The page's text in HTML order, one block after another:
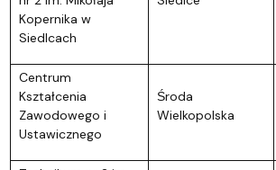
Kopernika w
Siedlcach
Centrum
Kształcenia
Zawodowego i
Ustawicznego
Środa
Wielkopolska